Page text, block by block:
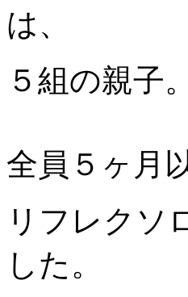
は、
５組の親子。
全員５ヶ月
リフレクソ
した。